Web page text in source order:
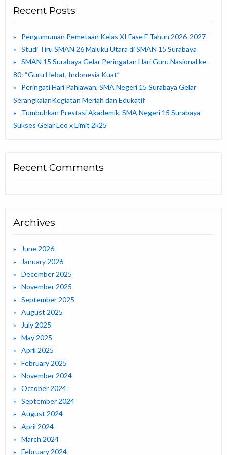
Recent Posts
Pengumuman Pemetaan Kelas XI Fase F Tahun 2026-2027
Studi Tiru SMAN 26 Maluku Utara di SMAN 15 Surabaya
SMAN 15 Surabaya Gelar Peringatan Hari Guru Nasional ke-
80: “Guru Hebat, Indonesia Kuat”
Peringati Hari Pahlawan, SMA Negeri 15 Surabaya Gelar
SerangkaianKegiatan Meriah dan Edukatif
Tumbuhkan Prestasi Akademik, SMA Negeri 15 Surabaya
Sukses Gelar Leo x Limit 2k25
Recent Comments
Archives
June 2026
January 2026
December 2025
November 2025
September 2025
August 2025
July 2025
May 2025
April 2025
February 2025
November 2024
October 2024
September 2024
August 2024
April 2024
March 2024
February 2024